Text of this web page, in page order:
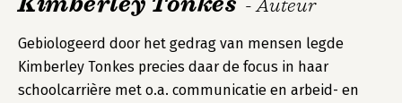
- Auteur
Gebiologeerd door het gedrag van mensen legde
Kimberley Tonkes precies daar de focus in haar
schoolcarrière met o.a. communicatie en arbeid- en